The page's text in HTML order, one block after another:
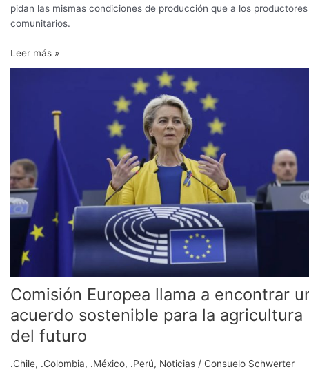
pidan las mismas condiciones de producción que a los productores
comunitarios.
Leer más »
Comisión Europea llama a encontrar
acuerdo sostenible para la agricultura
del futuro
.Chile, .Colombia, .México, .Perú, Noticias / Consuelo Schwerter
acuerdo
sostenible
para
la
agricultura
futuro